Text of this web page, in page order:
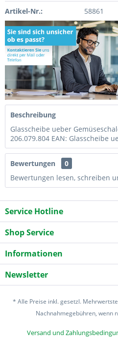
Artikel-Nr.: 58861
Beschreibung
Glasscheibe ueber
206.079.804 EAN: Glasscheibe
Bewertungen
0
Bewertungen lesen, schreiben
Service Hotline
Shop Service
Informationen
Newsletter
* Alle Preise inkl. gesetzl.
Nachnahmegebühren, wenn
Versand und